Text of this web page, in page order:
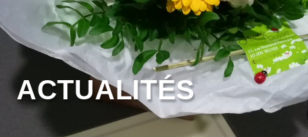
ACTUALITÉS